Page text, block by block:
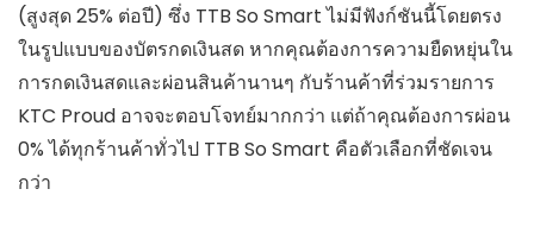
(สูงสุด 25% ต่อปี) ซึ่ง TTB So Smart ไม่มีฟังก์ชันนี้โดยตรง
ในรูปแบบของบัตรกดเงินสด หากคุณต้องการความยืดหยุ่นใน
การกดเงินสดและผ่อนสินค้านานๆ กับร้านค้าที่ร่วมรายการ
KTC Proud อาจจะตอบโจทย์มากกว่า แต่ถ้าคุณต้องการผ่อน
0% ได้ทุกร้านค้าทั่วไป TTB So Smart คือตัวเลือกที่ชัดเจน
กว่า